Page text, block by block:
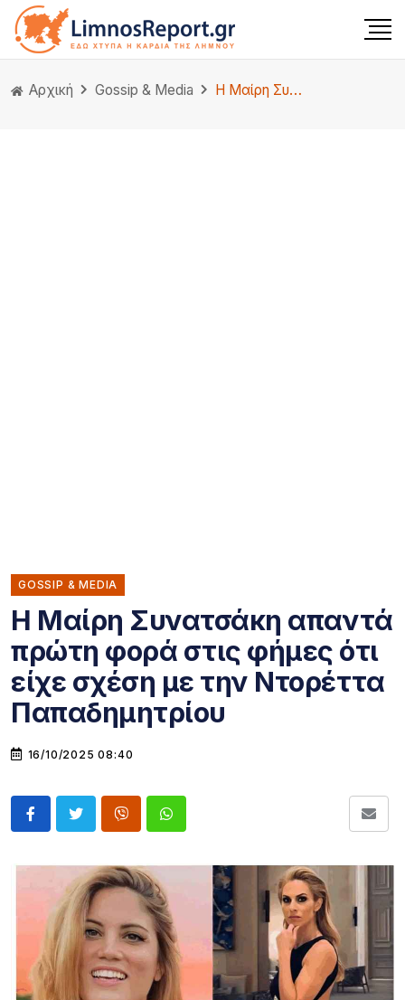
Αρχική Gossip & Media Η Μαίρη Συνατσάκη απαντά πρώτη φορά στις φήμες ότι είχε σχέση με την Ντορέττα Παπαδημητρίου
GOSSIP & MEDIA
Η Μαίρη Συνατσάκη απαντά
πρώτη φορά στις φήμες ότι
είχε σχέση με την Ντορέττα
Παπαδημητρίου
16/10/2025 08:40